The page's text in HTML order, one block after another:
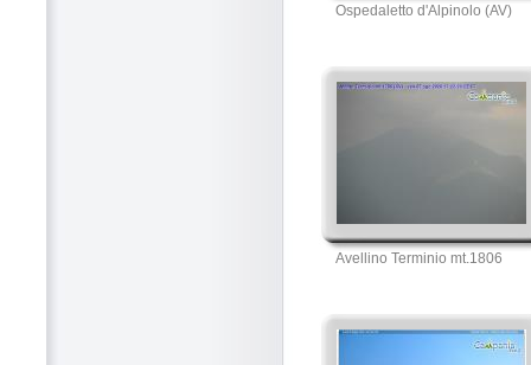
Ospedaletto d'Alpinolo (AV)
Avellino Terminio mt.1806